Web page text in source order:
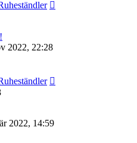
2022, 22:28
2022, 14:59